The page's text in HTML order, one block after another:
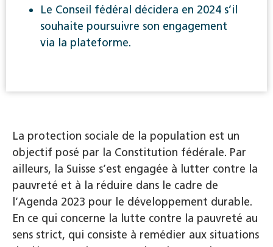
Le Conseil fédéral décidera en 2024 s’il
souhaite poursuivre son engagement
via la plateforme.
La protection sociale de la population est un
objectif posé par la Constitution fédérale. Par
ailleurs, la Suisse s’est engagée à lutter contre la
pauvreté et à la réduire dans le cadre de
l’Agenda 2023 pour le développement durable.
En ce qui concerne la lutte contre la pauvreté au
sens strict, qui consiste à remédier aux situations